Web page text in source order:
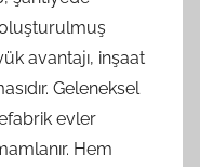
avantajı, inşaat
Geleneksel
evler
Hem